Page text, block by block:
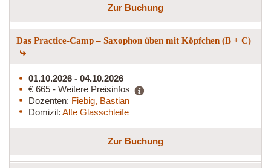
Zur Buchung
Das Practice-Camp – Saxophon üben mit Köpfchen (B + C)
01.10.2026 - 04.10.2026
€ 665 - Weitere Preisinfos
Dozenten: Fiebig, Bastian
Domizil: Alte Glasschleife
Zur Buchung